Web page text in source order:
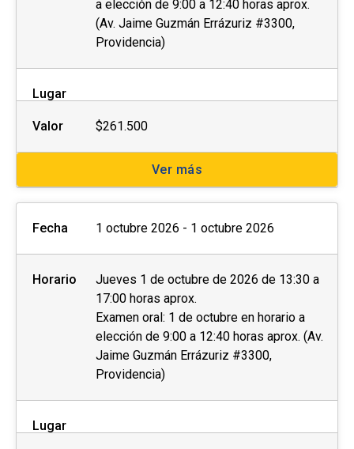
a elección de 9:00 a 12:40 horas aprox.
(Av. Jaime Guzmán Errázuriz #3300,
Providencia)
Lugar
Valor $261.500
Ver más
Fecha 1 octubre 2026 - 1 octubre 2026
Horario
Jueves 1 de octubre de 2026 de 13:30 a
17:00 horas aprox.
Examen oral: 1 de octubre en horario a
elección de 9:00 a 12:40 horas aprox. (Av.
Jaime Guzmán Errázuriz #3300,
Providencia)
Lugar